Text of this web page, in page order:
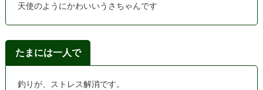
天使のようにかわいいうさちゃんです
たまには一人で
釣りが、ストレス解消です。